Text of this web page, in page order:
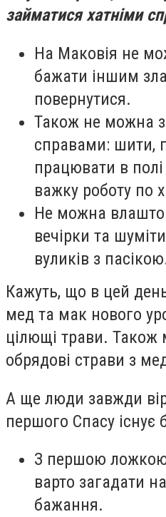
займатися хатніми
На Маковія не
бажати іншим
повернутися.
Також не можна
справами: шити,
працювати в
важку роботу по
Не можна
вечірки та
вуликів з
Кажуть, що в цей
мед та мак нового
цілющі трави. Також
обрядові страви з
А ще люди завжди
першого Спасу існує
З першою
варто загадати
бажання.